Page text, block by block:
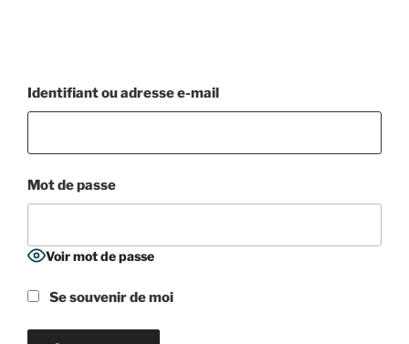
Identifiant ou adresse e-mail
Mot de passe
Voir mot de passe
Se souvenir de moi